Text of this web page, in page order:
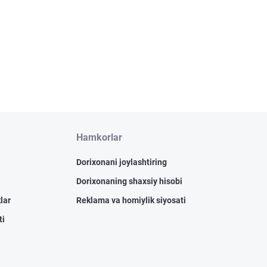
Hamkorlar
Dorixonani joylashtiring
Dorixonaning shaxsiy hisobi
Reklama va homiylik siyosati